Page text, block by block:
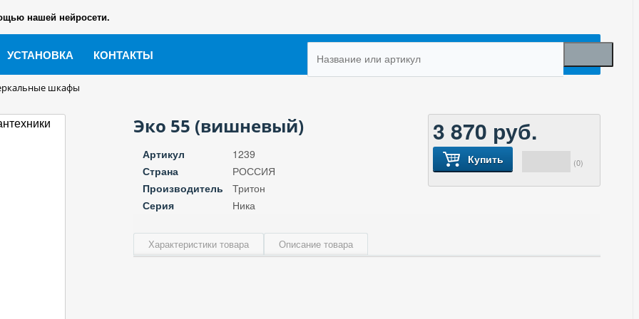
нашей нейросети.
УСТАНОВКА КОНТАКТЫ
шкафы
3 870 руб.
Купить (0)
Эко 55 (вишневый)
Артикул
1239
Страна
РОССИЯ
Производитель
Тритон
Серия
Ника
Характеристики товара Описание товара